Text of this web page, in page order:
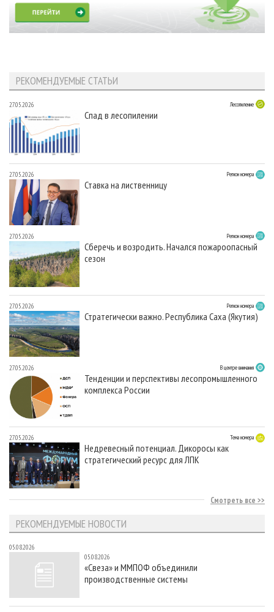
РЕКОМЕНДУЕМЫЕ СТАТЬИ
27.05.2026 Лесопиление
Спад в лесопилении
27.05.2026 Регион номера
Ставка на лиственницу
27.05.2026 Регион номера
Сберечь и возродить. Начался пожароопасный
сезон
27.05.2026 Регион номера
Стратегически важно. Республика Саха (Якутия)
27.05.2026 В центре внимания
Тенденции и перспективы лесопромышленного
комплекса России
27.05.2026 Тема номера
Недревесный потенциал. Дикоросы как
стратегический ресурс для ЛПК
Смотреть все
РЕКОМЕНДУЕМЫЕ НОВОСТИ
05.08.2026
05.08.2026
«Свеза» и ММПОФ объединили
производственные системы